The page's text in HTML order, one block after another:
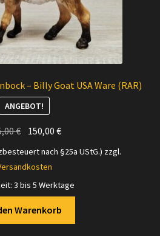
– Billy Goat USA Ware (RAR)
ANGEBOT!
€ Ursprünglicher
150,00€Aktueller
nach §25a UStG.) zzgl.
3 bis 5 Werktage
Warenkorb